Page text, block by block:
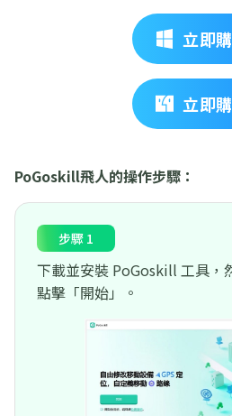
立即
立即
PoGoskill飛人的操作步驟：
步驟 1
下載並安裝 PoGoskill 工具，
點擊「開始」。